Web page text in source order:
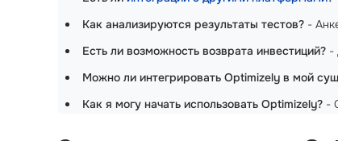
Как анализируются результаты тестов? -
Есть ли возможность возврата инвестиций? -
Можно ли интегрировать Optimizely в мой
Как я могу начать использовать Optimizely? -